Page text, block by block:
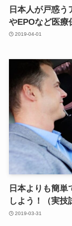
日本人が戸惑
やEPOなど医療
2019-04-01
日本よりも簡
しよう！（実技
2019-03-31